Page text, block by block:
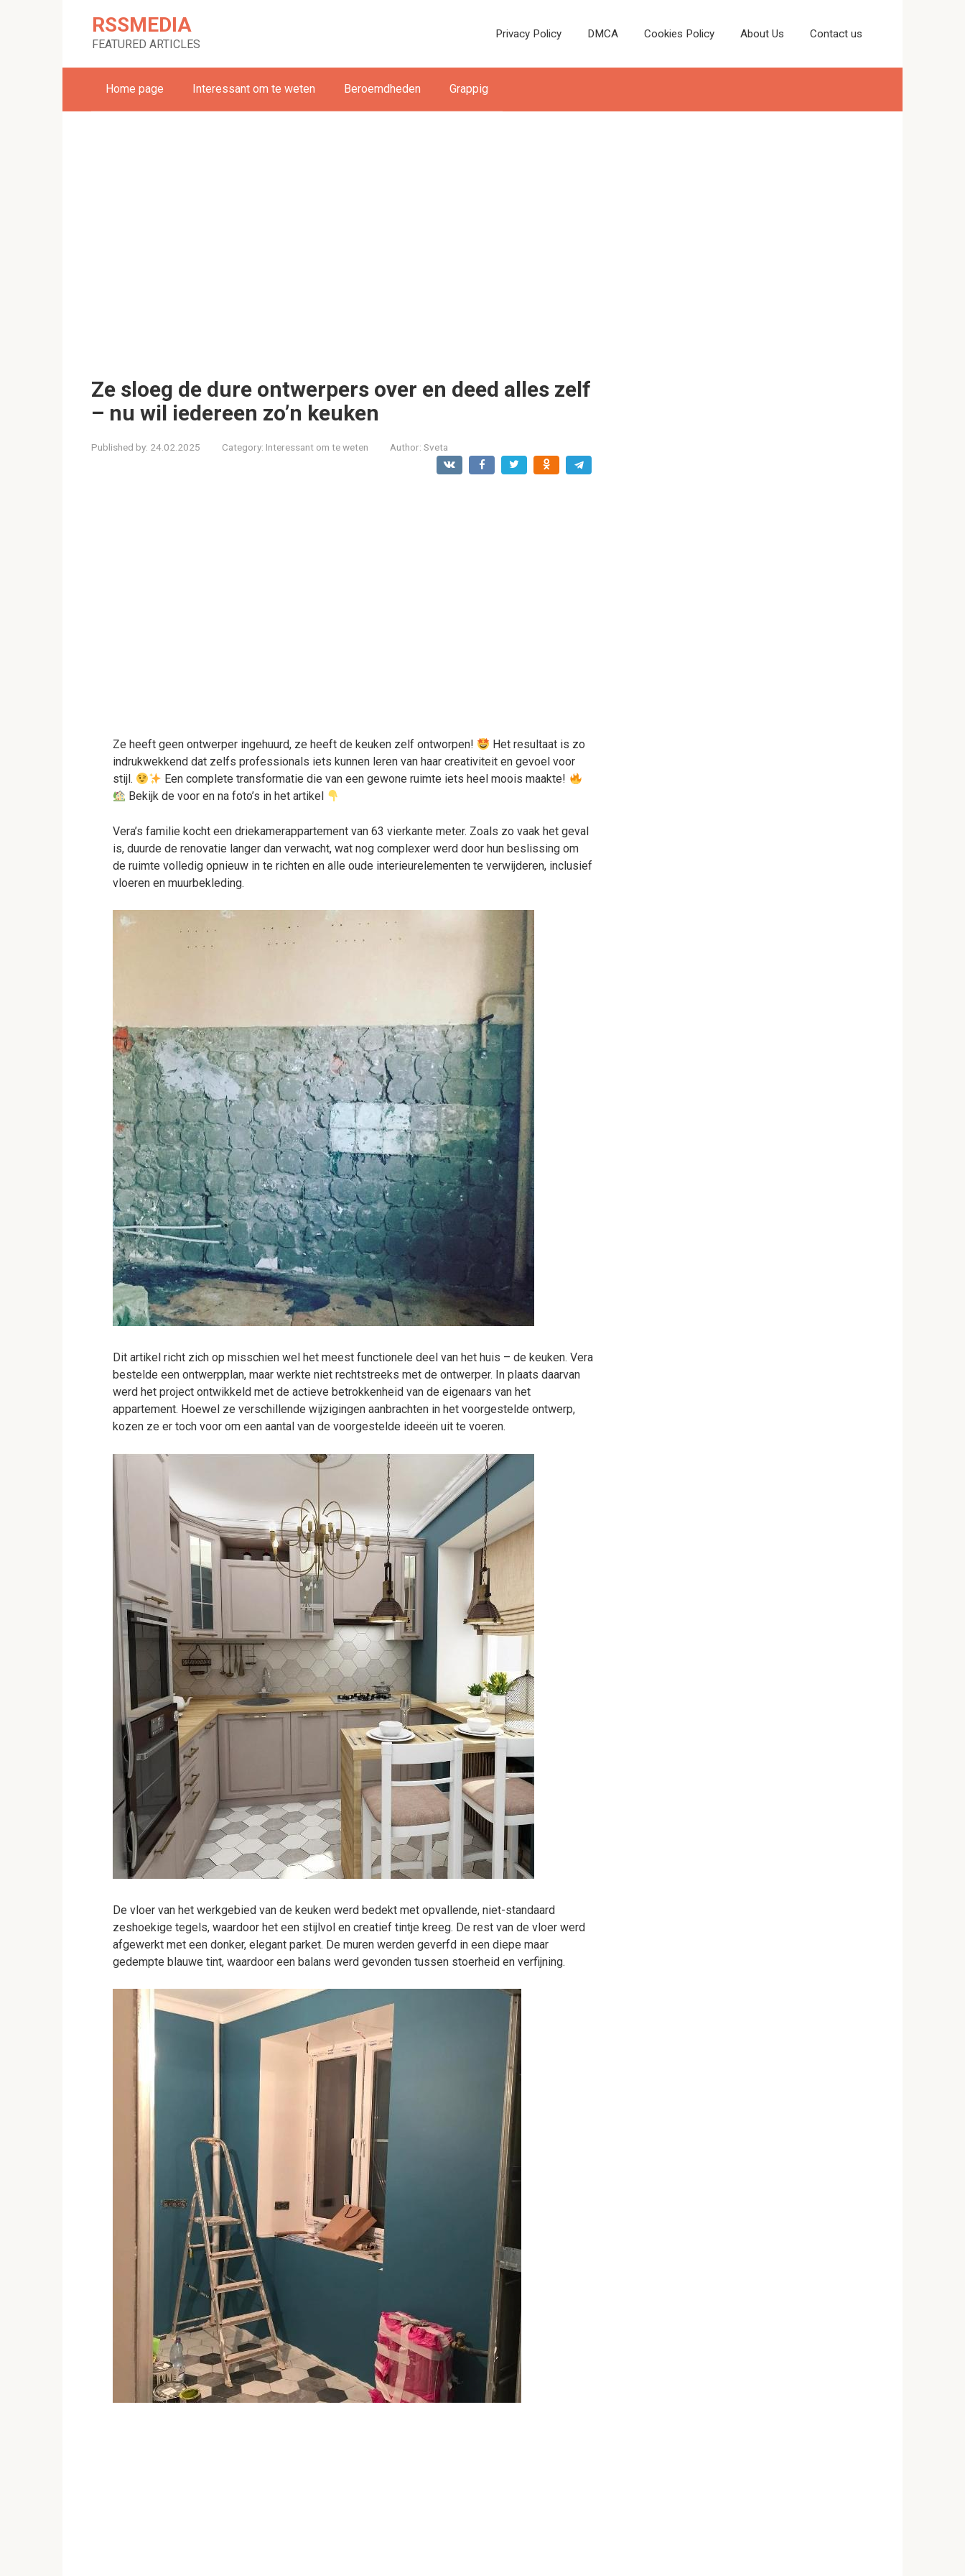
RSSMEDIA
FEATURED ARTICLES
Privacy Policy DMCA Cookies Policy About Us Contact us
Home page Interessant om te weten Beroemdheden Grappig
Ze sloeg de dure ontwerpers over en deed alles zelf
– nu wil iedereen zo’n keuken
Published by: 24.02.2025 Category: Interessant om te weten Author: Sveta
Ze heeft geen ontwerper ingehuurd, ze heeft de keuken zelf ontworpen!
Het resultaat is zo
indrukwekkend dat zelfs professionals iets kunnen leren van haar creativiteit en gevoel voor
stijl.
Een complete transformatie die van een gewone ruimte iets heel moois maakte!
Bekijk de voor en na foto’s in het artikel
Vera’s familie kocht een driekamerappartement van 63 vierkante meter. Zoals zo vaak het geval
is, duurde de renovatie langer dan verwacht, wat nog complexer werd door hun beslissing om
de ruimte volledig opnieuw in te richten en alle oude interieurelementen te verwijderen, inclusief
vloeren en muurbekleding.
Dit artikel richt zich op misschien wel het meest functionele deel van het huis – de keuken. Vera
bestelde een ontwerpplan, maar werkte niet rechtstreeks met de ontwerper. In plaats daarvan
werd het project ontwikkeld met de actieve betrokkenheid van de eigenaars van het
appartement. Hoewel ze verschillende wijzigingen aanbrachten in het voorgestelde ontwerp,
kozen ze er toch voor om een aantal van de voorgestelde ideeën uit te voeren.
De vloer van het werkgebied van de keuken werd bedekt met opvallende, niet-standaard
zeshoekige tegels, waardoor het een stijlvol en creatief tintje kreeg. De rest van de vloer werd
afgewerkt met een donker, elegant parket. De muren werden geverfd in een diepe maar
gedempte blauwe tint, waardoor een balans werd gevonden tussen stoerheid en verfijning.